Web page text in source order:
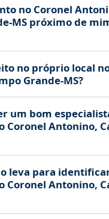
no Coronel
próximo de
no próprio local
Grande‑MS?
um bom
Coronel Antonino,
leva para
Coronel Antonino,